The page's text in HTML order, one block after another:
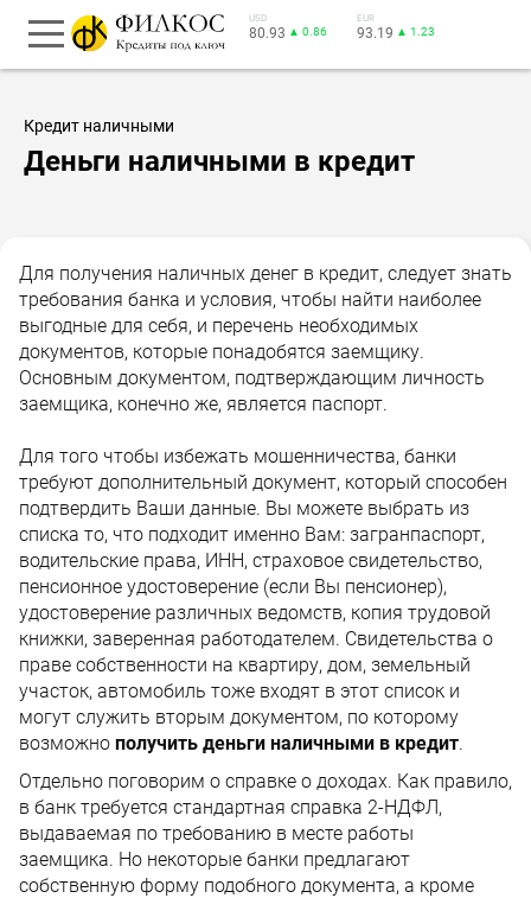
USD
80.93 ▲ 0.86
EUR
93.19 ▲ 1.23
Кредит наличными
Деньги наличными в кредит
Для получения наличных денег в кредит, следует знать
требования банка и условия, чтобы найти наиболее
выгодные для себя, и перечень необходимых
документов, которые понадобятся заемщику.
Основным документом, подтверждающим личность
заемщика, конечно же, является паспорт.
Для того чтобы избежать мошенничества, банки
требуют дополнительный документ, который способен
подтвердить Ваши данные. Вы можете выбрать из
списка то, что подходит именно Вам: загранпаспорт,
водительские права, ИНН, страховое свидетельство,
пенсионное удостоверение (если Вы пенсионер),
удостоверение различных ведомств, копия трудовой
книжки, заверенная работодателем. Свидетельства о
праве собственности на квартиру, дом, земельный
участок, автомобиль тоже входят в этот список и
могут служить вторым документом, по которому
возможно получить деньги наличными в кредит.
Отдельно поговорим о справке о доходах. Как правило,
в банк требуется стандартная справка 2-НДФЛ,
выдаваемая по требованию в месте работы
заемщика. Но некоторые банки предлагают
собственную форму подобного документа, а кроме